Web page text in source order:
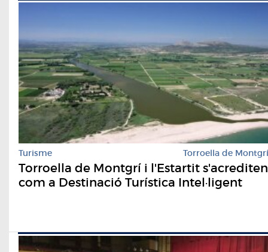
Turisme Torroella de Montgrí
Torroella de Montgrí i l'Estartit s'acrediten
com a Destinació Turística Intel·ligent